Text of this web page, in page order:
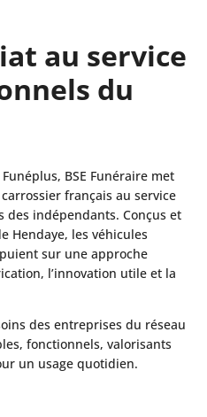
au service
du
BSE Funéraire met
français au service
des indépendants. Conçus et
Hendaye, les véhicules
sur une approche
l’innovation utile et la
des entreprises du réseau
fonctionnels, valorisants
un usage quotidien.